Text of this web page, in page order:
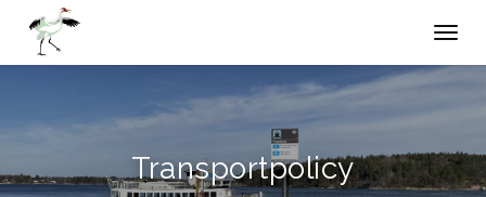
Transportpolicy